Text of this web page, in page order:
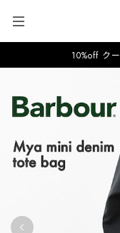
10%off ク